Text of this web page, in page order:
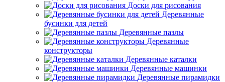
Доски для рисования
Деревянные
бусинки для детей
Деревянные пазлы
Деревянные
конструкторы
Деревянные каталки
Деревянные машинки
Деревянные пирамидки